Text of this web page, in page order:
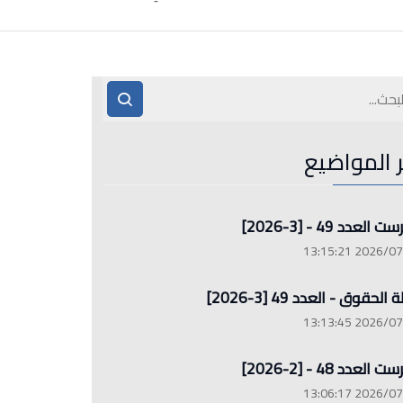
المواضيع
49 - [3-2026]
2026/07/26
- العدد 49 [3-2026]
2026/07/26
48 - [2-2026]
2026/07/26